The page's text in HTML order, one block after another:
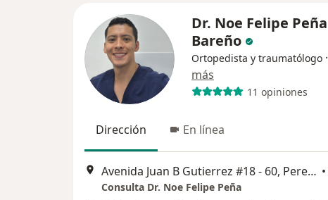
Dr. Noe Felipe Peña
Bareño
Ortopedista y traumatólogo ·
más
11 opiniones
Dirección En línea
Avenida Juan B Gutierrez #18 - 60, Pereira •
Consulta Dr. Noe Felipe Peña